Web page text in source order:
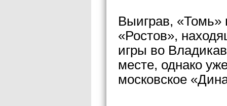
Выиграв, «Томь»
«Ростов»,
игры во
месте, однако
московское